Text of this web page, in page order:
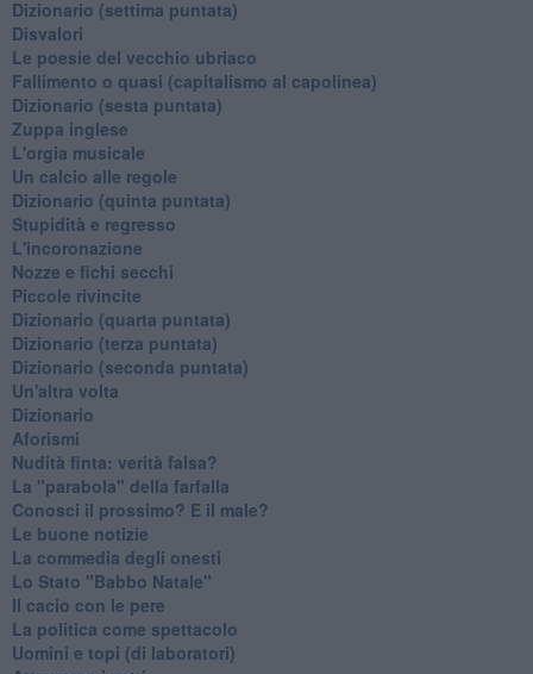
​Dizionario (settima puntata)
Disvalori
Le poesie del vecchio ubriaco
Fallimento o quasi (capitalismo al capolinea)
Dizionario (sesta puntata)
Zuppa inglese
L'orgia musicale
Un calcio alle regole
Dizionario (quinta puntata)
Stupidità e regresso
L'incoronazione
Nozze e fichi secchi
Piccole rivincite
​Dizionario (quarta puntata)
​Dizionario (terza puntata)
​Dizionario (seconda puntata)
Un'altra volta
Dizionario
Aforismi
Nudità finta: verità falsa?
La "parabola" della farfalla
Conosci il prossimo? E il male?
Le buone notizie
La commedia degli onesti
Lo Stato "Babbo Natale"
Il cacio con le pere
La politica come spettacolo
Uomini e topi (di laboratori)